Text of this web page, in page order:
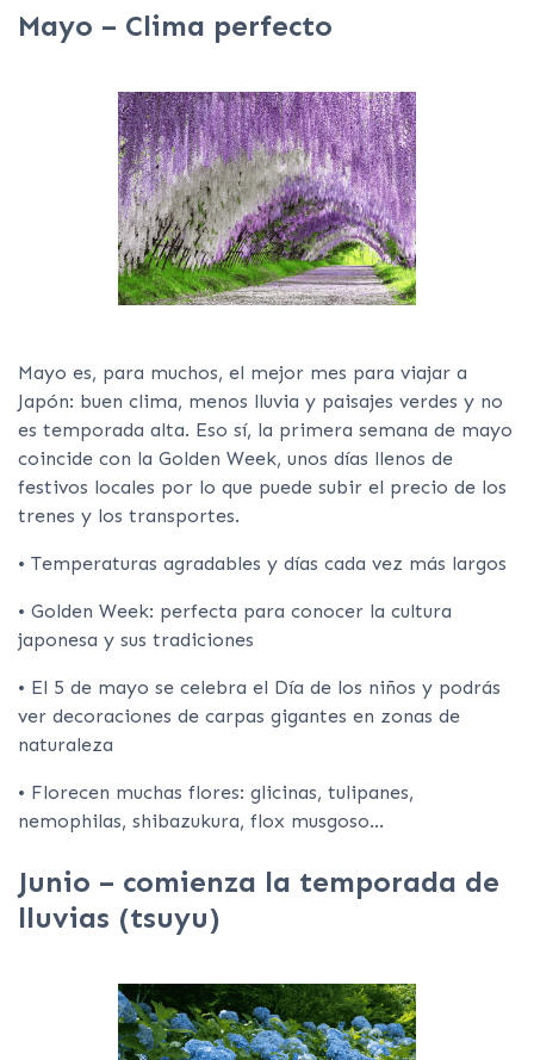
Mayo – Clima perfecto
Mayo es, para muchos, el mejor mes para viajar a
Japón: buen clima, menos lluvia y paisajes verdes y no
es temporada alta. Eso sí, la primera semana de mayo
coincide con la Golden Week, unos días llenos de
festivos locales por lo que puede subir el precio de los
trenes y los transportes.
• Temperaturas agradables y días cada vez más largos
• Golden Week: perfecta para conocer la cultura
japonesa y sus tradiciones
• El 5 de mayo se celebra el Día de los niños y podrás
ver decoraciones de carpas gigantes en zonas de
naturaleza
• Florecen muchas flores: glicinas, tulipanes,
nemophilas, shibazukura, flox musgoso…
Junio – comienza la temporada de
lluvias (tsuyu)